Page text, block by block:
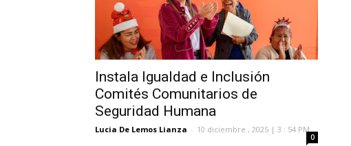
Instala Igualdad e Inclusión
Comités Comunitarios de
Seguridad Humana
Lucia De Lemos Lianza - 10 diciembre , 2025 | 3 : 54 PM
0